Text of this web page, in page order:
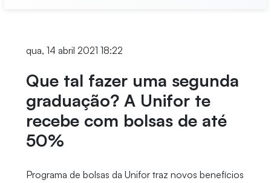
qua, 14 abril 2021 18:22
Que tal fazer uma segunda
graduação? A Unifor te
recebe com bolsas de até
50%
Programa de bolsas da Unifor traz novos benefícios